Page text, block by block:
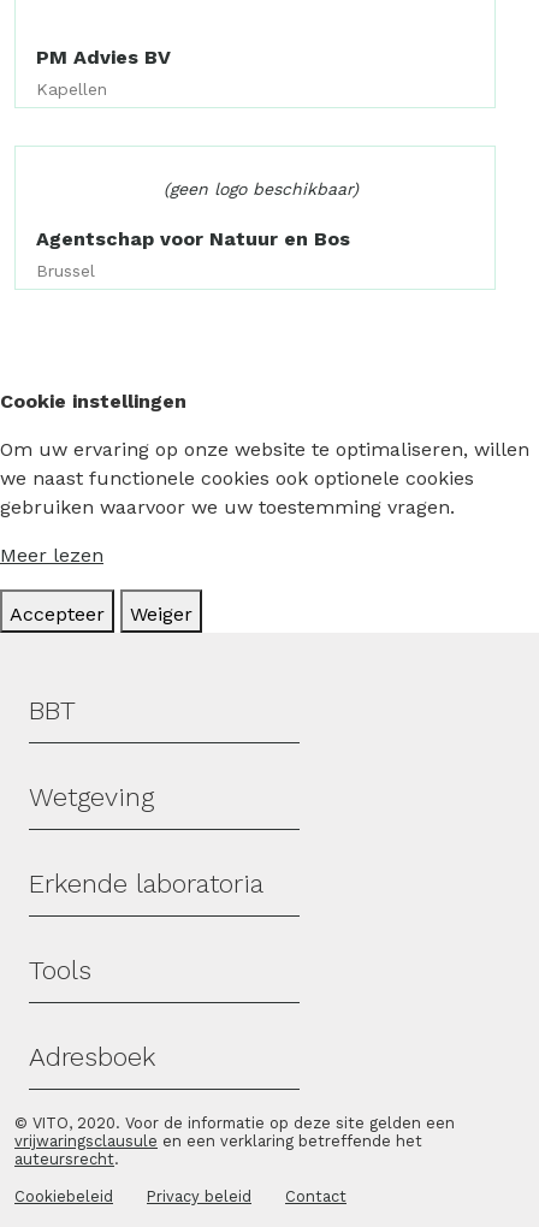
PM Advies BV
Kapellen
(geen logo beschikbaar)
Agentschap voor Natuur en Bos
Brussel
Cookie instellingen
Om uw ervaring op onze website te optimaliseren, willen
we naast functionele cookies ook optionele cookies
gebruiken waarvoor we uw toestemming vragen.
Meer lezen
Accepteer Weiger
Hoofdmenu
BBT
Wetgeving
Erkende laboratoria
Tools
Adresboek
© VITO, 2020. Voor de informatie op deze site gelden een
vrijwaringsclausule en een verklaring betreffende het
auteursrecht.
Cookiebeleid Privacy beleid Contact